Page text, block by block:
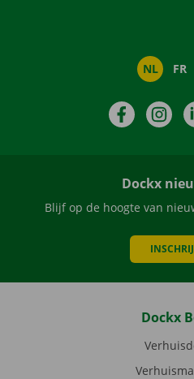
NL FR
Facebook
Dockx
Blijf op de hoogte van
Dockx